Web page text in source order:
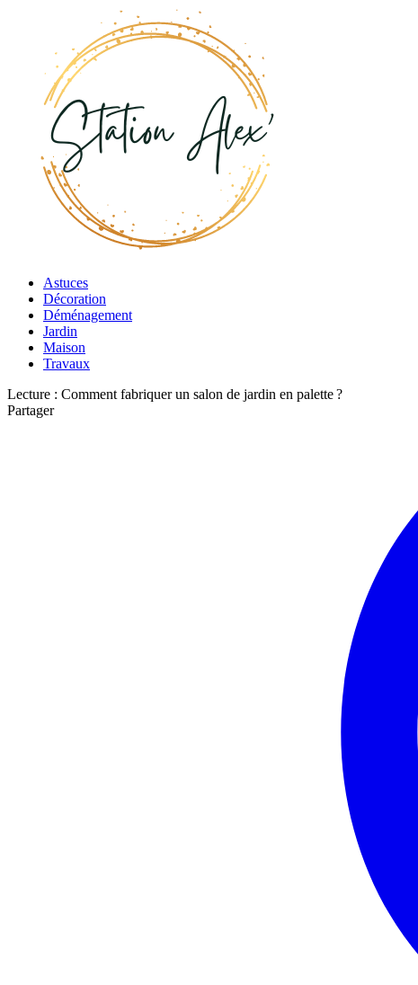
Astuces
Décoration
Déménagement
Jardin
Maison
Travaux
Lecture : Comment fabriquer un salon de jardin en palette ?
Partager